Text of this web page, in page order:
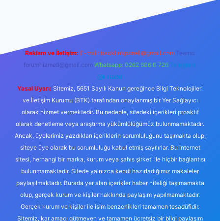
Reklam ve İletişim: E-mail: backlinkpaneli@gmail.com Teams:
forumhizmeti@gmail.com Whatsapp: 0262 606 0 726 Telegram:
@karabul
Yasal Uyarı: Sitemiz, 5651 Sayılı Kanun gereğince Bilgi Teknolojileri
ve İletişim Kurumu (BTK) tarafından onaylanmış bir Yer Sağlayıcı
olarak hizmet vermektedir. Bu nedenle, sitedeki içerikleri proaktif
olarak denetleme veya araştırma yükümlülüğümüz bulunmamaktadır.
Ancak, üyelerimiz yazdıkları içeriklerin sorumluluğunu taşımakta olup,
siteye üye olarak bu sorumluluğu kabul etmiş sayılırlar. Bu internet
sitesi, herhangi bir marka, kurum veya şahıs şirketi ile hiçbir bağlantısı
bulunmamaktadır. Sitede yalnızca kendi hazırladığımız makaleler
paylaşılmaktadır. Burada yer alan içerikler haber niteliği taşımamakta
olup, gerçek kurum ve kişiler hakkında paylaşım yapılmamaktadır.
Gerçek kurum ve kişiler ile isim benzerlikleri tamamen tesadüfidir.
Sitemiz, kar amacı gütmeyen ve tamamen ücretsiz bir bilgi paylaşım